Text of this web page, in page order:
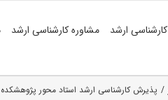
کارشناسی ارشد مشاوره کارشناسی ارشد
پذیرش کارشناسی ارشد استاد محور پژوهشکده